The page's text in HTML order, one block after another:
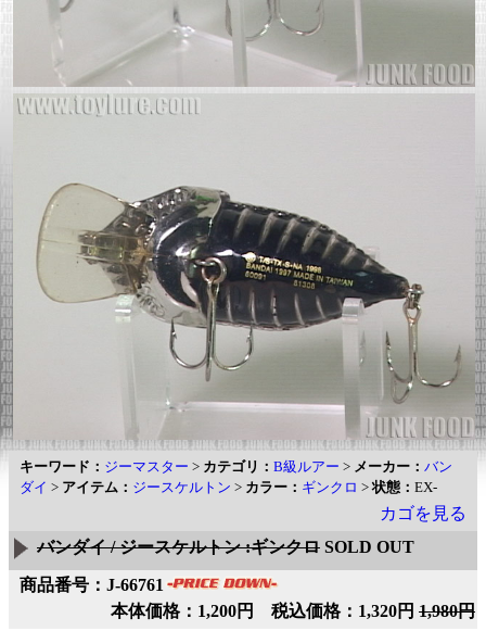
キーワード： ジーマスター > カテゴリ： B級ルアー > メーカー： バン
ダイ > アイテム： ジースケルトン > カラー： ギンクロ >状態： EX-
カゴを見る
バンダイ / ジースケルトン :ギンクロ SOLD OUT
商品番号：J-66761
本体価格：1,200円 税込価格：1,320円 1,980円